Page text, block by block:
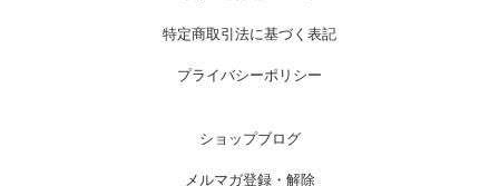
特定商取引法に基づく表記
プライバシーポリシー
ショップブログ
メルマガ登録・解除